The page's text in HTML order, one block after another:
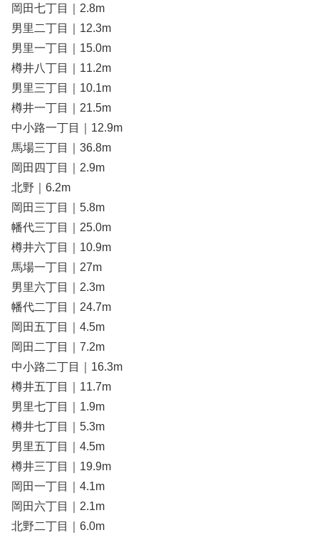
岡田七丁目｜2.8m
男里二丁目｜12.3m
男里一丁目｜15.0m
樽井八丁目｜11.2m
男里三丁目｜10.1m
樽井一丁目｜21.5m
中小路一丁目｜12.9m
馬場三丁目｜36.8m
岡田四丁目｜2.9m
北野｜6.2m
岡田三丁目｜5.8m
幡代三丁目｜25.0m
樽井六丁目｜10.9m
馬場一丁目｜27m
男里六丁目｜2.3m
幡代二丁目｜24.7m
岡田五丁目｜4.5m
岡田二丁目｜7.2m
中小路二丁目｜16.3m
樽井五丁目｜11.7m
男里七丁目｜1.9m
樽井七丁目｜5.3m
男里五丁目｜4.5m
樽井三丁目｜19.9m
岡田一丁目｜4.1m
岡田六丁目｜2.1m
北野二丁目｜6.0m